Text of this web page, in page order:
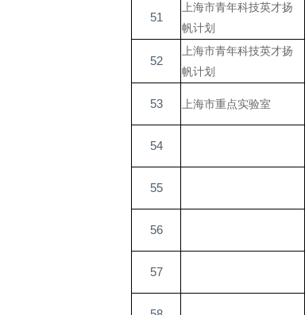
51
上海市青年科技英才扬
帆计划
52
上海市青年科技英才扬
帆计划
53 上海市重点实验室
54
55
56
57